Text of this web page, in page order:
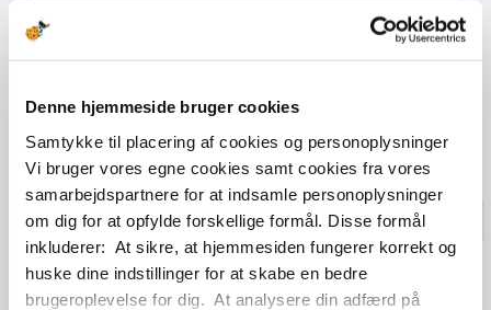
Denne hjemmeside bruger cookies
Samtykke til placering af cookies og personoplysninger
Vi bruger vores egne cookies samt cookies fra vores
samarbejdspartnere for at indsamle personoplysninger
om dig for at opfylde forskellige formål. Disse formål
inkluderer: At sikre, at hjemmesiden fungerer korrekt og
huske dine indstillinger for at skabe en bedre
brugeroplevelse for dig. At analysere din adfærd på